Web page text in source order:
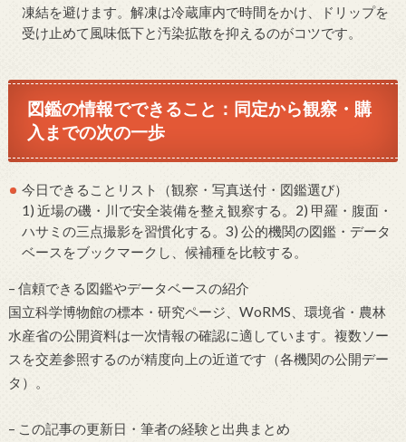
凍結を避けます。解凍は冷蔵庫内で時間をかけ、ドリップを
受け止めて風味低下と汚染拡散を抑えるのがコツです。
図鑑の情報でできること：同定から観察・購
入までの次の一歩
今日できることリスト（観察・写真送付・図鑑選び）
1) 近場の磯・川で安全装備を整え観察する。2) 甲羅・腹面・
ハサミの三点撮影を習慣化する。3) 公的機関の図鑑・データ
ベースをブックマークし、候補種を比較する。
– 信頼できる図鑑やデータベースの紹介
国立科学博物館の標本・研究ページ、WoRMS、環境省・農林
水産省の公開資料は一次情報の確認に適しています。複数ソー
スを交差参照するのが精度向上の近道です（各機関の公開デー
タ）。
– この記事の更新日・筆者の経験と出典まとめ